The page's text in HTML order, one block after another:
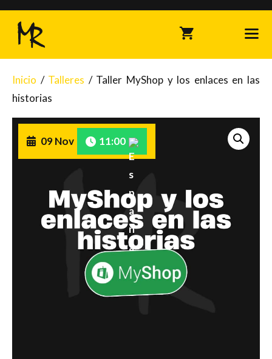
Saltar
contenido
Inicio / Talleres / Taller MyShop y los enlaces en las
historias
09 Nov 11:00